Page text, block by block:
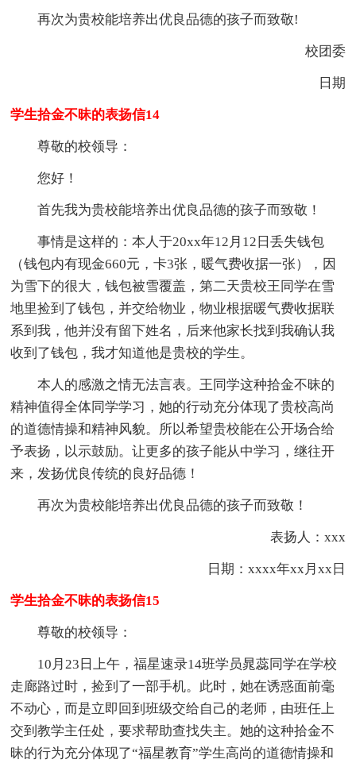
再次为贵校能培养出优良品德的孩子而致敬!
校团委
日期
学生拾金不昧的表扬信14
尊敬的校领导：
您好！
首先我为贵校能培养出优良品德的孩子而致敬！
事情是这样的：本人于20xx年12月12日丢失钱包
（钱包内有现金660元，卡3张，暖气费收据一张），因
为雪下的很大，钱包被雪覆盖，第二天贵校王同学在雪
地里捡到了钱包，并交给物业，物业根据暖气费收据联
系到我，他并没有留下姓名，后来他家长找到我确认我
收到了钱包，我才知道他是贵校的学生。
本人的感激之情无法言表。王同学这种拾金不昧的
精神值得全体同学学习，她的行动充分体现了贵校高尚
的道德情操和精神风貌。所以希望贵校能在公开场合给
予表扬，以示鼓励。让更多的孩子能从中学习，继往开
来，发扬优良传统的良好品德！
再次为贵校能培养出优良品德的孩子而致敬！
表扬人：xxx
日期：xxxx年xx月xx日
学生拾金不昧的表扬信15
尊敬的校领导：
10月23日上午，福星速录14班学员晁蕊同学在学校
走廊路过时，捡到了一部手机。此时，她在诱惑面前毫
不动心，而是立即回到班级交给自己的老师，由班任上
交到教学主任处，要求帮助查找失主。她的这种拾金不
昧的行为充分体现了“福星教育”学生高尚的道德情操和